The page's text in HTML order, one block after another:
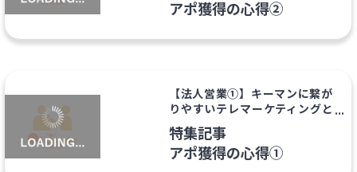
アポ獲得の心得②
【法人営業①】キーマンに繋が
りやすいテレマーケティングと
は？
特集記事
アポ獲得の心得①